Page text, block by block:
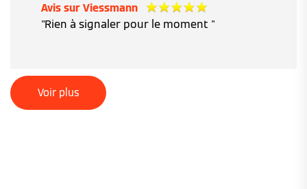
Avis sur Viessmann
"Rien à signaler pour le moment "
Voir plus